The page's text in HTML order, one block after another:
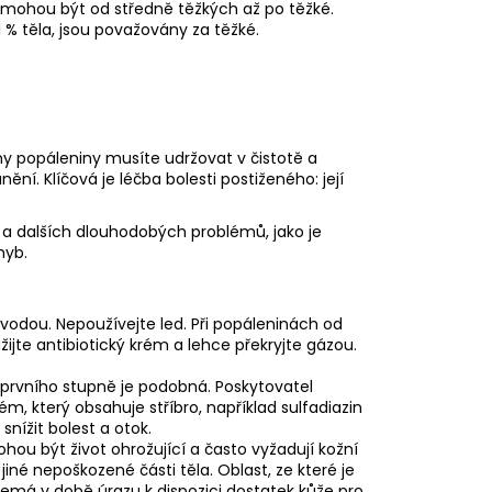
být od středně těžkých až po těžké.
těla, jsou považovány za těžké.
popáleniny musíte udržovat v čistotě a
Klíčová je léčba bolesti postiženého: její
dalších dlouhodobých problémů, jako je
Nepoužívejte led. Při popáleninách od
antibiotický krém a lehce překryjte gázou.
stupně je podobná. Poskytovatel
který obsahuje stříbro, například sulfadiazin
bolest a otok.
být život ohrožující a často vyžadují kožní
nepoškozené části těla. Oblast, ze které je